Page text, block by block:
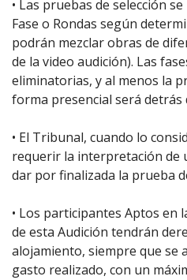
• Las pruebas de selección
Fase o Rondas según
podrán mezclar obras de
de la video audición). Las
eliminatorias, y al menos la
forma presencial será detrás
• El Tribunal, cuando lo
requerir la interpretación de
dar por finalizada la prueba
• Los participantes Aptos en
de esta Audición tendrán
alojamiento, siempre que se
gasto realizado, con un